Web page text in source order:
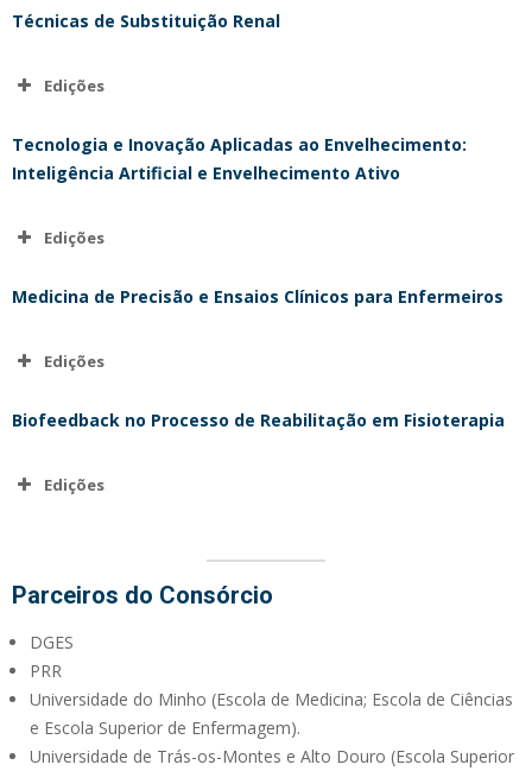
Edição | janeiro 2025
Técnicas de Substituição Renal
Edições
Edição | janeiro 2025
Tecnologia e Inovação Aplicadas ao Envelhecimento:
Inteligência Artificial e Envelhecimento Ativo
Edições
Edição | abril2026
Medicina de Precisão e Ensaios Clínicos para Enfermeiros
Edições
Edição | abril 2026
Biofeedback no Processo de Reabilitação em Fisioterapia
Edições
Parceiros do Consórcio
DGES
PRR
Universidade do Minho (Escola de Medicina; Escola de Ciências
e Escola Superior de Enfermagem).
Universidade de Trás-os-Montes e Alto Douro (Escola Superior